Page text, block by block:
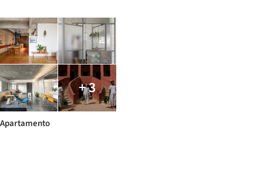
+ 3
Apartamento